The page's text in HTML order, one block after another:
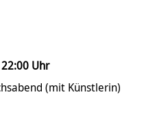
Uhr
(mit Künstlerin)